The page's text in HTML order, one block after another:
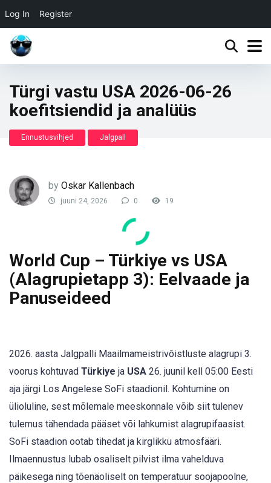
Log In Register
Türgi vastu USA 2026-06-26
koefitsiendid ja analüüs
Ennustusvihjed Jalgpall
by Oskar Kallenbach
juuni 24, 2026 0 19
World Cup – Türkiye vs USA
(Alagrupietapp 3): Eelvaade ja
Panuseideed
2026. aasta Jalgpalli Maailmameistrivõistluste alagrupi 3.
voorus kohtuvad Türkiye ja USA 26. juunil kell 05:00 Eesti
aja järgi Los Angelese SoFi staadionil. Kohtumine on
ülioluline, sest mõlemale meeskonnale võib siit tulenev
tulemus tähendada pääset või lahkumist alagrupifaasist.
SoFi staadion ootab tihedat ja kirglikku atmosfääri.
Ilmaennustus lubab osaliselt pilvist ilma vahelduva
päikesega ning tõenäoliselt on temperatuur soojapoolne,